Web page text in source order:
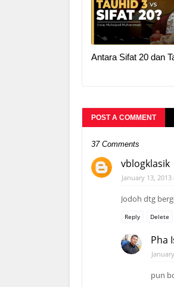
Antara Sifat 20 dan
POST A COMMENT
37 Comments
vblogklasik
January 13, 2013
Jodoh dtg
Reply Delete
Pha
pun